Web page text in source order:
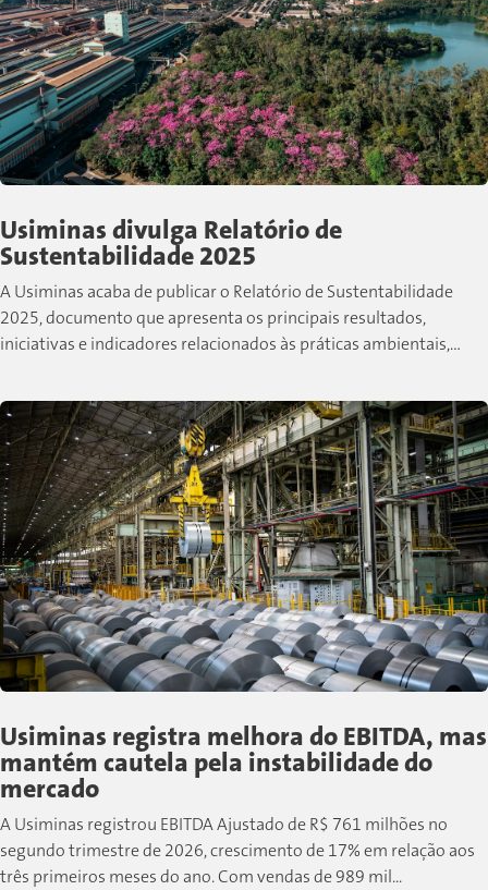
Usiminas divulga Relatório de
Sustentabilidade 2025
A Usiminas acaba de publicar o Relatório de Sustentabilidade
2025, documento que apresenta os principais resultados,
iniciativas e indicadores relacionados às práticas ambientais,
Usiminas registra melhora do EBITDA, mas
mantém cautela pela instabilidade do
mercado
A Usiminas registrou EBITDA Ajustado de R$ 761 milhões no
segundo trimestre de 2026, crescimento de 17% em relação aos
três primeiros meses do ano. Com vendas de 989 mil...